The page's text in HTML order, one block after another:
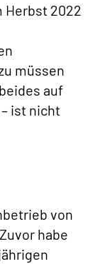
Herbst 2022
müssen
auf
ist nicht
von
habe